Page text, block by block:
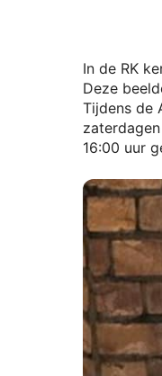
In de RK
Deze
Tijdens de
16:00 uur